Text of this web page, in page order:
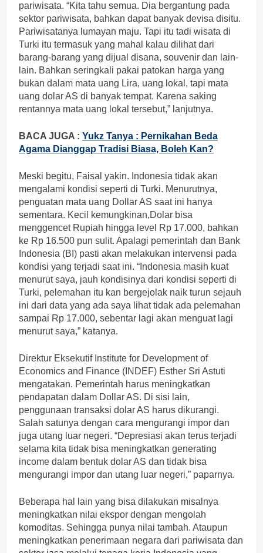
pariwisata. “Kita tahu semua. Dia bergantung pada
sektor pariwisata, bahkan dapat banyak devisa disitu.
Pariwisatanya lumayan maju. Tapi itu tadi wisata di
Turki itu termasuk yang mahal kalau dilihat dari
barang-barang yang dijual disana, souvenir dan lain-
lain. Bahkan seringkali pakai patokan harga yang
bukan dalam mata uang Lira, uang lokal, tapi mata
uang dolar AS di banyak tempat. Karena saking
rentannya mata uang lokal tersebut,” lanjutnya.
BACA JUGA : Yukz Tanya : Pernikahan Beda
Agama Dianggap Tradisi Biasa, Boleh Kan?
Meski begitu, Faisal yakin. Indonesia tidak akan
mengalami kondisi seperti di Turki. Menurutnya,
penguatan mata uang Dollar AS saat ini hanya
sementara. Kecil kemungkinan,Dolar bisa
menggencet Rupiah hingga level Rp 17.000, bahkan
ke Rp 16.500 pun sulit. Apalagi pemerintah dan Bank
Indonesia (BI) pasti akan melakukan intervensi pada
kondisi yang terjadi saat ini. “Indonesia masih kuat
menurut saya, jauh kondisinya dari kondisi seperti di
Turki, pelemahan itu kan bergejolak naik turun sejauh
ini dari data yang ada saya lihat tidak ada pelemahan
sampai Rp 17.000, sebentar lagi akan menguat lagi
menurut saya,” katanya.
Direktur Eksekutif Institute for Development of
Economics and Finance (INDEF) Esther Sri Astuti
mengatakan. Pemerintah harus meningkatkan
pendapatan dalam Dollar AS. Di sisi lain,
penggunaan transaksi dolar AS harus dikurangi.
Salah satunya dengan cara mengurangi impor dan
juga utang luar negeri. “Depresiasi akan terus terjadi
selama kita tidak bisa meningkatkan generating
income dalam bentuk dolar AS dan tidak bisa
mengurangi impor dan utang luar negeri,” paparnya.
Beberapa hal lain yang bisa dilakukan misalnya
meningkatkan nilai ekspor dengan mengolah
komoditas. Sehingga punya nilai tambah. Ataupun
⁠meningkatkan penerimaan negara dari pariwisata dan